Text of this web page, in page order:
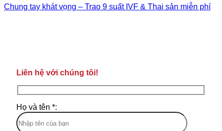
Chung tay khát vọng – Trao 9 suất IVF & Thai sản miễn phí
Liên hệ với chúng tôi!
Họ và tên *: